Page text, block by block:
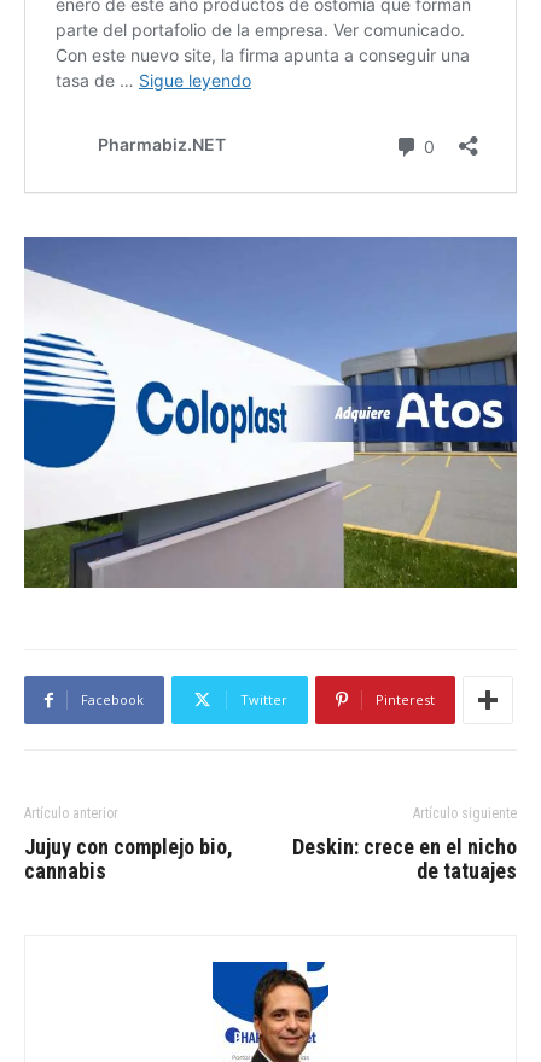
Facebook Twitter Pinterest
Artículo anterior
Jujuy con complejo bio,
cannabis
Artículo siguiente
Deskin: crece en el nicho
de tatuajes